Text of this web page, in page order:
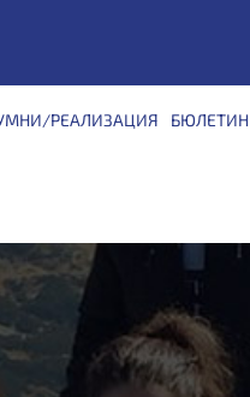
РЕАЛИЗАЦИЯ БЮЛЕТИН